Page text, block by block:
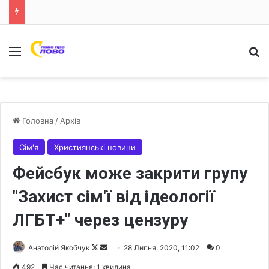
Меню
Головна / Архів
Сім'я Християнські новини
Фейсбук може закрити групу
"Захист сім'ї від ідеології
ЛГБТ+" через цензуру
Анатолій Якобчук
F
28 Липня, 2020, 11:02 0
492 Час читання: 1 хвилина